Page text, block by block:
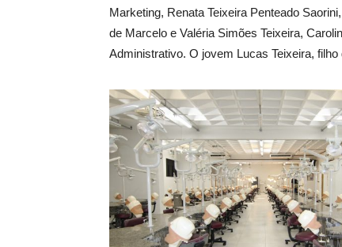
Marketing, Renata Teixeira Penteado
de Marcelo e Valéria Simões Teixeira,
Administrativo. O jovem Lucas Teixeira,